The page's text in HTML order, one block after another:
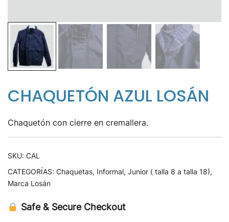
CHAQUETÓN AZUL LOSÁN
Chaquetón con cierre en cremallera.
SKU: CAL
CATEGORÍAS: Chaquetas, Informal, Junior ( talla 8 a talla 18),
Marca Losán
Safe & Secure Checkout